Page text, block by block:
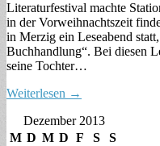
Literaturfestival machte
in der Vorweihnachtszeit
in Merzig ein Leseabend
Buchhandlung“. Bei diesen
seine Tochter…
Weiterlesen →
Dezember 2013
M D M D F S S